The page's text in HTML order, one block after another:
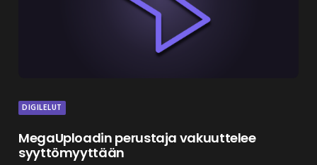
DIGILELUT
MegaUploadin perustaja vakuuttelee
syyttömyyttään